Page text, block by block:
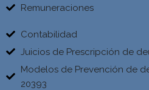
Remuneraciones
Contabilidad
Juicios de Prescripción de
Modelos de Prevención de
20393